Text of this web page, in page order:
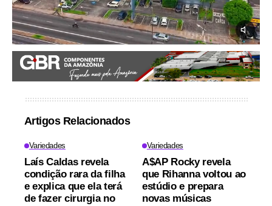
Artigos Relacionados
Variedades
Laís Caldas revela
condição rara da filha
e explica que ela terá
de fazer cirurgia no
Variedades
A$AP Rocky revela
que Rihanna voltou ao
estúdio e prepara
novas músicas